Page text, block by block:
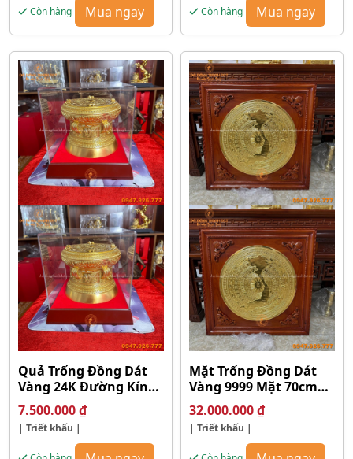
Còn hàng Mua ngay Còn hàng Mua ngay
Quả Trống Đồng Dát
Vàng 24K Đường Kính
20cm
7.500.000₫
| Triết khấu |
Mặt Trống Đồng Dát
Vàng 9999 Mặt 70cm
Khung 98cm Gỗ Gụ
32.000.000₫
| Triết khấu |